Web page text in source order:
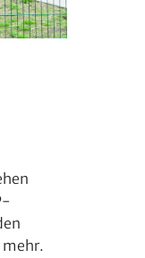
mehr.